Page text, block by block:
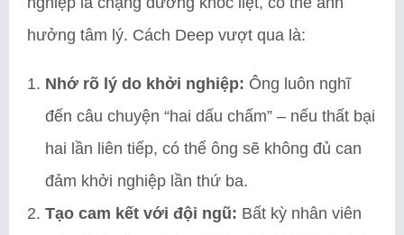
hưởng tâm lý. Cách Deep vượt qua là:
Nhớ rõ lý do khởi nghiệp: Ông luôn nghĩ
đến câu chuyện “hai dấu chấm” – nếu thất bại
hai lần liên tiếp, có thể ông sẽ không đủ can
đảm khởi nghiệp lần thứ ba.
Tạo cam kết với đội ngũ: Bất kỳ nhân viên